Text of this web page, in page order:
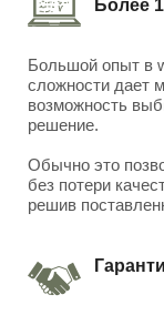
Более
Большой опыт в
сложности дает
возможность
решение.
Обычно это
без потери
решив